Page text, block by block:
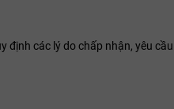
định các lý do chấp nhận, yêu